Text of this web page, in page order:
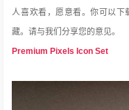
人喜欢看，愿意看。你可以
藏。请与我们分享您的意见。
Premium Pixels Icon Set